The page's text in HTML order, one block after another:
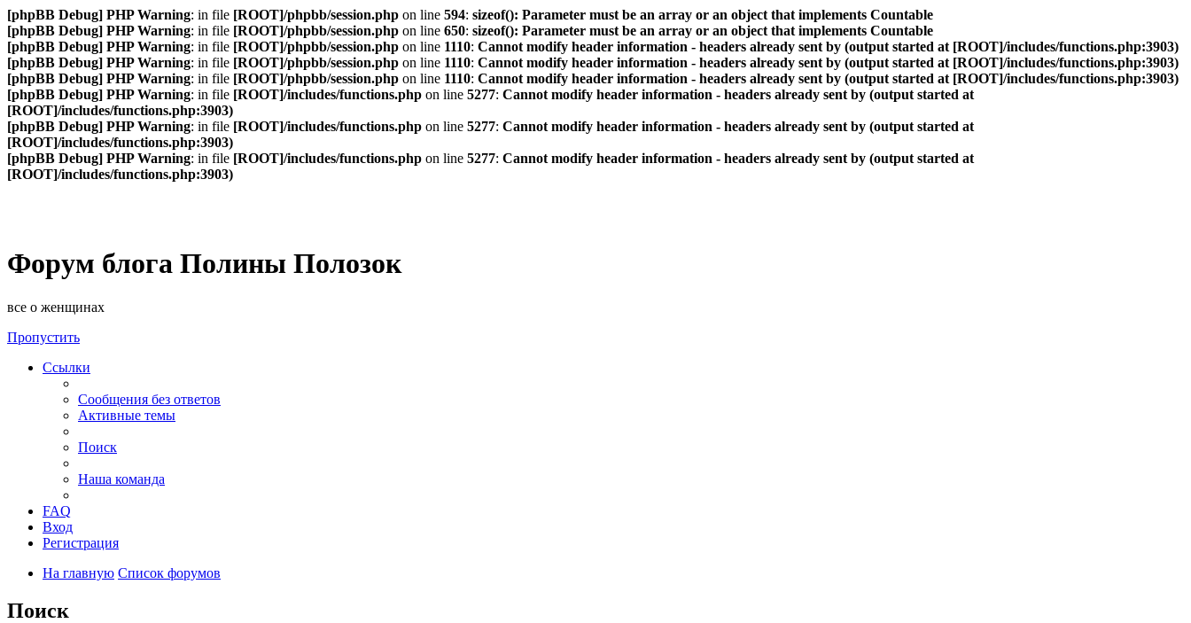
[phpBB Debug] PHP Warning: in file [ROOT]/phpbb/session.php on line 594: sizeof(): Parameter must be an array or an object that implements Countable
[phpBB Debug] PHP Warning: in file [ROOT]/phpbb/session.php on line 650: sizeof(): Parameter must be an array or an object that implements Countable
[phpBB Debug] PHP Warning: in file [ROOT]/phpbb/session.php on line 1110: Cannot modify header information - headers already sent by (output started at [ROOT]/includes/functions.php:3903)
[phpBB Debug] PHP Warning: in file [ROOT]/phpbb/session.php on line 1110: Cannot modify header information - headers already sent by (output started at [ROOT]/includes/functions.php:3903)
[phpBB Debug] PHP Warning: in file [ROOT]/phpbb/session.php on line 1110: Cannot modify header information - headers already sent by (output started at [ROOT]/includes/functions.php:3903)
[phpBB Debug] PHP Warning: in file [ROOT]/includes/functions.php on line 5277: Cannot modify header information - headers already sent by (output started at
[ROOT]/includes/functions.php:3903)
[phpBB Debug] PHP Warning: in file [ROOT]/includes/functions.php on line 5277: Cannot modify header information - headers already sent by (output started at
[ROOT]/includes/functions.php:3903)
[phpBB Debug] PHP Warning: in file [ROOT]/includes/functions.php on line 5277: Cannot modify header information - headers already sent by (output started at
[ROOT]/includes/functions.php:3903)
Форум блога Полины Полозок
все о женщинах
Пропустить
Ссылки
Сообщения без ответов
Активные темы
Поиск
Наша команда
FAQ
Вход
Регистрация
На главную Список форумов
Поиск